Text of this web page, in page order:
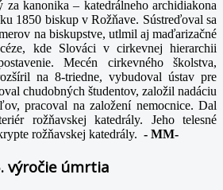
kanonika – katedrálneho archidiakona
1850 biskup v Rožňave. Sústreďoval sa
na biskupstve, utlmil aj maďarizačné
kde Slováci v cirkevnej hierarchii
Mecén cirkevného školstva,
na 8-triedne, vybudoval ústav pre
chudobných študentov, založil nadáciu
pracoval na založení nemocnice. Dal
rožňavskej katedrály. Jeho telesné
rožňavskej katedrály. - MM-
výročie úmrtia